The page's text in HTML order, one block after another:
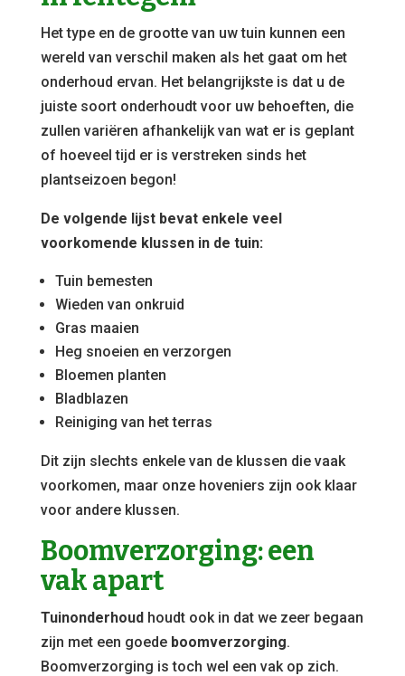
Het type en de grootte van uw tuin kunnen een
wereld van verschil maken als het gaat om het
onderhoud ervan. Het belangrijkste is dat u de
juiste soort onderhoudt voor uw behoeften, die
zullen variëren afhankelijk van wat er is geplant
of hoeveel tijd er is verstreken sinds het
plantseizoen begon!
De volgende lijst bevat enkele veel
voorkomende klussen in de tuin:
Tuin bemesten
Wieden van onkruid
Gras maaien
Heg snoeien en verzorgen
Bloemen planten
Bladblazen
Reiniging van het terras
Dit zijn slechts enkele van de klussen die vaak
voorkomen, maar onze hoveniers zijn ook klaar
voor andere klussen.
Boomverzorging: een
vak apart
Tuinonderhoudhoudt ook in dat we zeer begaan
zijn met een goede boomverzorging.
Boomverzorging is toch wel een vak op zich.